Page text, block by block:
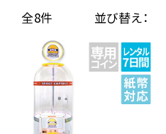
販促用空カプセル
レンタル
全8件 並び替え：